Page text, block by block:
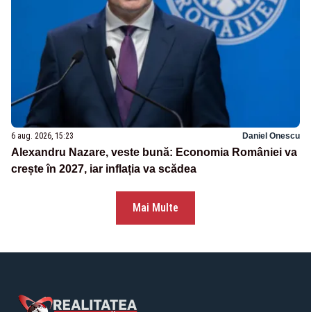
6 aug. 2026, 15:23 Daniel Onescu
Alexandru Nazare, veste bună: Economia României va
crește în 2027, iar inflația va scădea
Mai Multe